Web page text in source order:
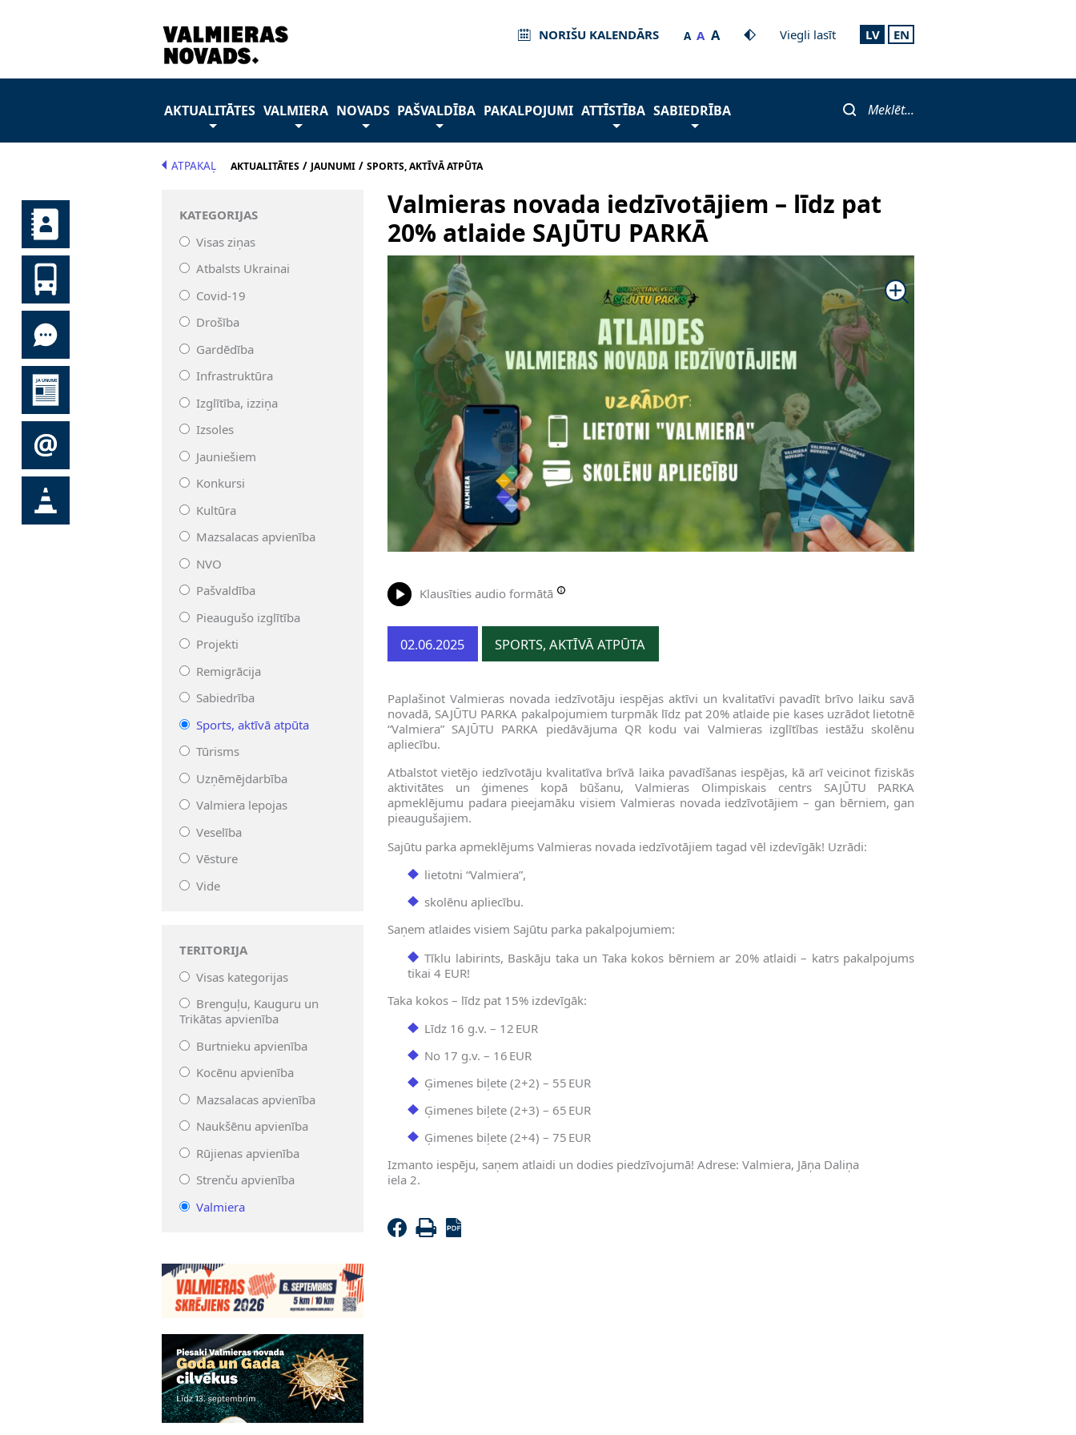
NORIŠU KALENDĀRS A A A Viegli lasīt LV EN
AKTUALITĀTES VALMIERA NOVADS PAŠVALDĪBA PAKALPOJUMI ATTĪSTĪBA SABIEDRĪBA Meklēt...
ATPAKAĻ AKTUALITĀTES/ JAUNUMI/ SPORTS, AKTĪVĀ ATPŪTA
KATEGORIJAS
Visas ziņas
Atbalsts Ukrainai
Covid-19
Drošība
Gardēdība
Infrastruktūra
Izglītība, izziņa
Izsoles
Jauniešiem
Konkursi
Kultūra
Mazsalacas apvienība
NVO
Pašvaldība
Pieaugušo izglītība
Projekti
Remigrācija
Sabiedrība
Sports, aktīvā atpūta
Tūrisms
Uzņēmējdarbība
Valmiera lepojas
Veselība
Vēsture
Vide
TERITORIJA
Visas kategorijas
Brenguļu, Kauguru un
Trikātas apvienība
Burtnieku apvienība
Kocēnu apvienība
Mazsalacas apvienība
Naukšēnu apvienība
Rūjienas apvienība
Strenču apvienība
Valmiera
Valmieras novada iedzīvotājiem – līdz pat
20% atlaide SAJŪTU PARKĀ
Klausīties audio formātā
02.06.2025 SPORTS, AKTĪVĀ ATPŪTA
Paplašinot Valmieras novada iedzīvotāju iespējas aktīvi un kvalitatīvi pavadīt brīvo laiku savā
novadā, SAJŪTU PARKA pakalpojumiem turpmāk līdz pat 20% atlaide pie kases uzrādot lietotnē
“Valmiera” SAJŪTU PARKA piedāvājuma QR kodu vai Valmieras izglītības iestāžu skolēnu
apliecību.
Atbalstot vietējo iedzīvotāju kvalitatīva brīvā laika pavadīšanas iespējas, kā arī veicinot fiziskās
aktivitātes un ģimenes kopā būšanu, Valmieras Olimpiskais centrs SAJŪTU PARKA
apmeklējumu padara pieejamāku visiem Valmieras novada iedzīvotājiem – gan bērniem, gan
pieaugušajiem.
Sajūtu parka apmeklējums Valmieras novada iedzīvotājiem tagad vēl izdevīgāk! Uzrādi:
lietotni “Valmiera”,
skolēnu apliecību.
Saņem atlaides visiem Sajūtu parka pakalpojumiem:
Tīklu labirints, Baskāju taka un Taka kokos bērniem ar 20% atlaidi – katrs pakalpojums
tikai 4 EUR!
Taka kokos – līdz pat 15% izdevīgāk:
Līdz 16 g.v. – 12 EUR
No 17 g.v. – 16 EUR
Ģimenes biļete (2+2) – 55 EUR
Ģimenes biļete (2+3) – 65 EUR
Ģimenes biļete (2+4) – 75 EUR
Izmanto iespēju, saņem atlaidi un dodies piedzīvojumā! Adrese: Valmiera, Jāņa Daliņa
iela 2.